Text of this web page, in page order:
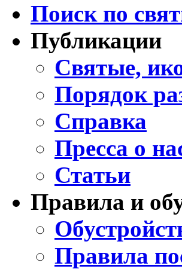
Поиск по
Публикации
Святые,
Порядок
Справка
Пресса о
Статьи
Правила и
Правила